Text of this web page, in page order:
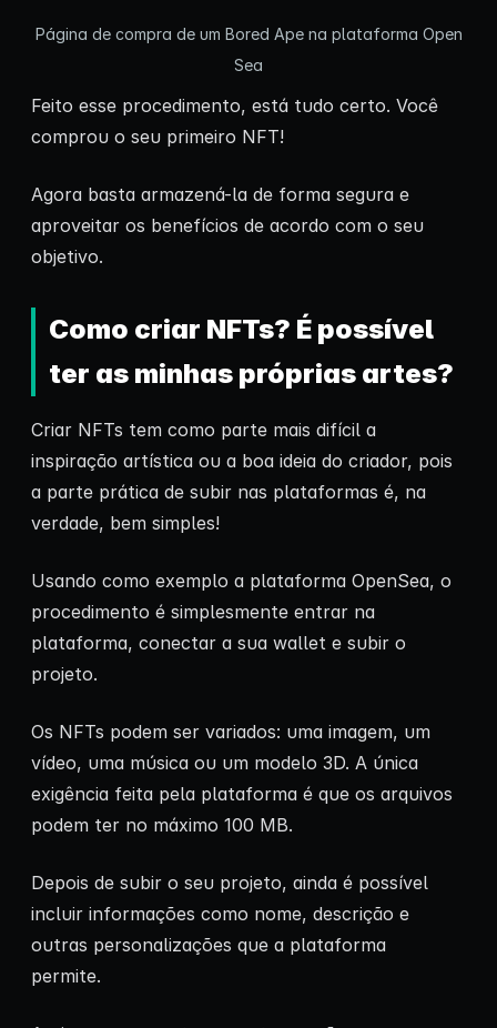
Página de compra de um Bored Ape na plataforma Open
Sea
Feito esse procedimento, está tudo certo. Você
comprou o seu primeiro NFT!
Agora basta armazená-la de forma segura e
aproveitar os benefícios de acordo com o seu
objetivo.
Como criar NFTs? É possível
ter as minhas próprias artes?
Criar NFTs tem como parte mais difícil a
inspiração artística ou a boa ideia do criador, pois
a parte prática de subir nas plataformas é, na
verdade, bem simples!
Usando como exemplo a plataforma OpenSea, o
procedimento é simplesmente entrar na
plataforma, conectar a sua wallet e subir o
projeto.
Os NFTs podem ser variados: uma imagem, um
vídeo, uma música ou um modelo 3D. A única
exigência feita pela plataforma é que os arquivos
podem ter no máximo 100 MB.
Depois de subir o seu projeto, ainda é possível
incluir informações como nome, descrição e
outras personalizações que a plataforma
permite.